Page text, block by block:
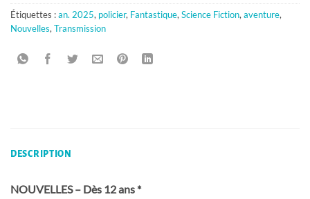
Étiquettes :an. 2025, policier, Fantastique,Science Fiction,aventure,
Nouvelles,Transmission
DESCRIPTION
NOUVELLES – Dès 12 ans *